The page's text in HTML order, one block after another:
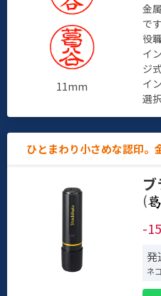
11mm
金
です
役
イ
ジ
イ
選
ひとまわり小さめな認印。
(
-
発
ネ